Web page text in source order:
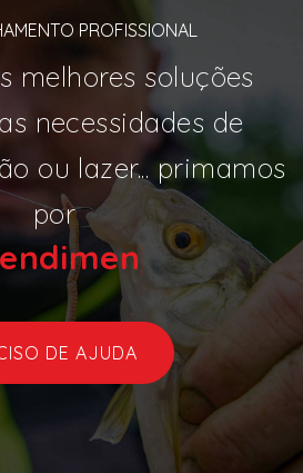
PROFISSIONAL
melhores soluções
necessidades de
ou lazer... primamos
por
atend|
DE AJUDA